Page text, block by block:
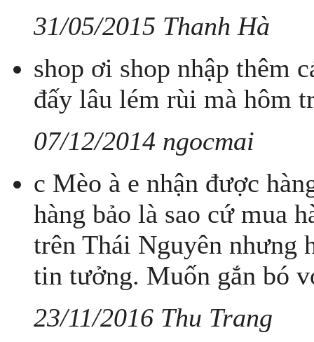
31/05/2015 Thanh Hà
shop ơi shop nhập thêm
đấy lâu lém rùi mà hôm
07/12/2014 ngocmai
c Mèo à e nhận được
hàng bảo là sao cứ mua
trên Thái Nguyên nhưng
tin tưởng. Muốn gắn bó
23/11/2016 Thu Trang